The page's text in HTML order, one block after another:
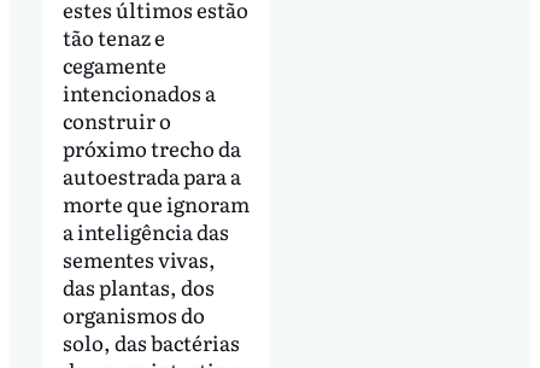
estes últimos estão
tão tenaz e
cegamente
intencionados a
construir o
próximo trecho da
autoestrada para a
morte que ignoram
a inteligência das
sementes vivas,
das plantas, dos
organismos do
solo, das bactérias